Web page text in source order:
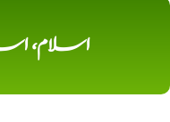
اسلام،